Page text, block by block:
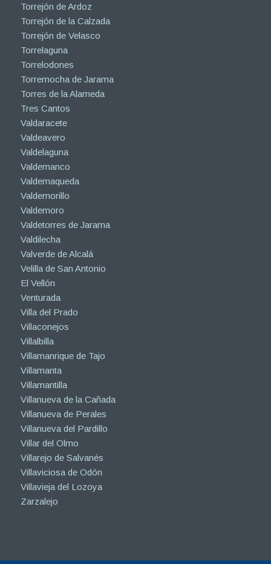
Torrejón de Ardoz
Torrejón de la Calzada
Torrejón de Velasco
Torrelaguna
Torrelodones
Torremocha de Jarama
Torres de la Alameda
Tres Cantos
Valdaracete
Valdeavero
Valdelaguna
Valdemanco
Valdemaqueda
Valdemorillo
Valdemoro
Valdetorres de Jarama
Valdilecha
Valverde de Alcalá
Velilla de San Antonio
El Vellón
Venturada
Villa del Prado
Villaconejos
Villalbilla
Villamanrique de Tajo
Villamanta
Villamantilla
Villanueva de la Cañada
Villanueva de Perales
Villanueva del Pardillo
Villar del Olmo
Villarejo de Salvanés
Villaviciosa de Odón
Villavieja del Lozoya
Zarzalejo